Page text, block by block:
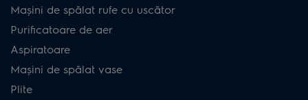
Mașini de spălat rufe cu uscător
Purificatoare de aer
Aspiratoare
Mașini de spălat vase
Plite